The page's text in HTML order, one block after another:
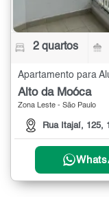
2 quartos
Alto da Moóca
Zona Leste - São Paulo
Rua Itajaí, 125,